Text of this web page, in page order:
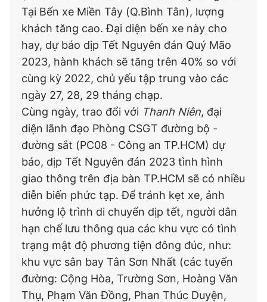
Tại Bến xe Miền Tây (Q.Bình Tân), lượng
khách tăng cao. Đại diện bến xe này cho
hay, dự báo dịp Tết Nguyên đán Quý Mão
2023, hành khách sẽ tăng trên 40% so với
cùng kỳ 2022, chủ yếu tập trung vào các
ngày 27, 28, 29 tháng chạp.
Cùng ngày, trao đổi với Thanh Niên, đại
diện lãnh đạo Phòng CSGT đường bộ -
đường sắt (PC08 - Công an TP.HCM) dự
báo, dịp Tết Nguyên đán 2023 tình hình
giao thông trên địa bàn TP.HCM sẽ có nhiều
diễn biến phức tạp. Để tránh kẹt xe, ảnh
hưởng lộ trình di chuyển dịp tết, người dân
hạn chế lưu thông qua các khu vực có tình
trạng mật độ phương tiện đông đúc, như:
khu vực sân bay Tân Sơn Nhất (các tuyến
đường: Cộng Hòa, Trường Sơn, Hoàng Văn
Thụ, Phạm Văn Đồng, Phan Thúc Duyện,